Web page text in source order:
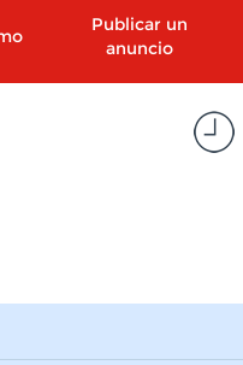
Publicar un
anuncio